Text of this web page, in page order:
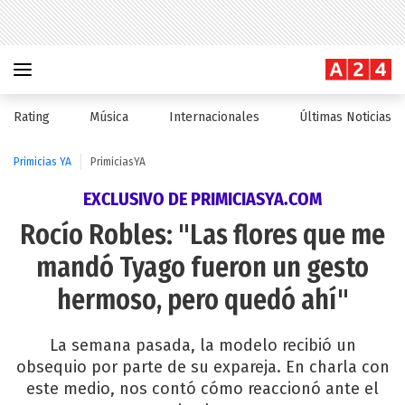
Rating Música Internacionales Últimas Noticias
Primicias YA PrimiciasYA
EXCLUSIVO DE PRIMICIASYA.COM
Rocío Robles: "Las flores que me
mandó Tyago fueron un gesto
hermoso, pero quedó ahí"
La semana pasada, la modelo recibió un
obsequio por parte de su expareja. En charla con
este medio, nos contó cómo reaccionó ante el